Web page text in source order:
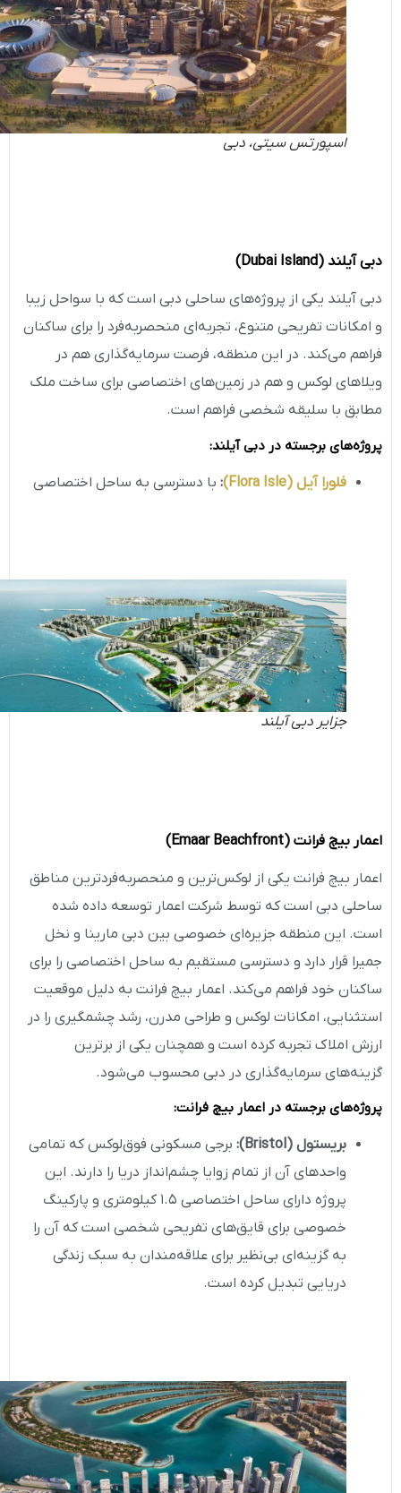
اسپورتس سیتی، دبی
دبی آیلند(Dubai Island)
دبی آیلند یکی از پروژه‌های ساحلی دبی است که با سواحل زیبا
و امکانات تفریحی متنوع، تجربه‌ای منحصربه‌فرد را برای ساکنان
فراهم می‌کند. در این منطقه، فرصت سرمایه‌گذاری هم در
ویلاهای لوکس و هم در زمین‌های اختصاصی برای ساخت ملک
مطابق با سلیقه شخصی فراهم است.
پروژه‌های برجسته در دبی آیلند:
فلورا آیل(Flora Isle)
:با دسترسی به ساحل اختصاصی
جزایر دبی آیلند
اعمار بیچ فرانت(Emaar Beachfront)
اعمار بیچ فرانت یکی از لوکس‌ترین و منحصربه‌فردترین مناطق
ساحلی دبی است که توسط شرکت اعمار توسعه داده شده
است. این منطقه جزیره‌ای خصوصی بین دبی مارینا و نخل
جمیرا قرار دارد و دسترسی مستقیم به ساحل اختصاصی را برای
ساکنان خود فراهم می‌کند. اعمار بیچ فرانت به دلیل موقعیت
استثنایی، امکانات لوکس و طراحی مدرن، رشد چشمگیری را در
ارزش املاک تجربه کرده است و همچنان یکی از برترین
گزینه‌های سرمایه‌گذاری در دبی محسوب می‌شود.
پروژه‌های برجسته در اعمار بیچ فرانت:
بریستول(Bristol):
برجی مسکونی فوق‌لوکس که تمامی
واحدهای آن از تمام زوایا چشم‌انداز دریا را دارند. این
پروژه دارای ساحل اختصاصی ۱.۵ کیلومتری و پارکینگ
خصوصی برای قایق‌های تفریحی شخصی است که آن را
به گزینه‌ای بی‌نظیر برای علاقه‌مندان به سبک زندگی
دریایی تبدیل کرده است.